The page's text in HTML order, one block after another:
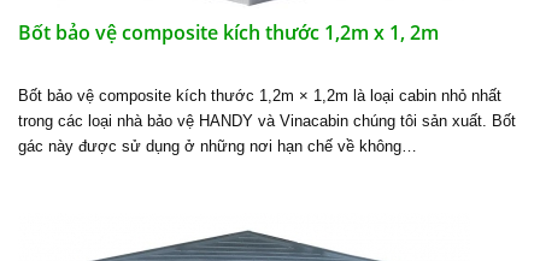
Bốt bảo vệ composite kích thước 1,2m x 1, 2m
Bốt bảo vệ composite kích thước 1,2m × 1,2m là loại cabin nhỏ nhất
trong các loại nhà bảo vệ HANDY và Vinacabin chúng tôi sản xuất. Bốt
gác này được sử dụng ở những nơi hạn chế về không…